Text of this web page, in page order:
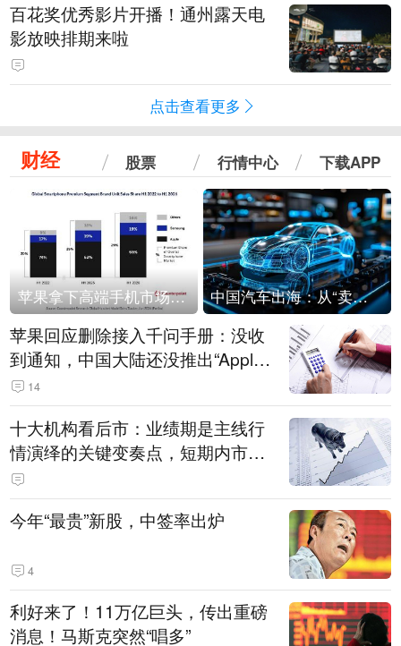
百花奖优秀影片开播！通州露天电
影放映排期来啦
点击查看更多
财经 股票 行情中心 下载APP
苹果拿下高端手机市场65%的份额：iPhone 17系列功不可没 中国汽车出海：从“卖出去”到“走进去”
苹果回应删除接入千问手册：没收
到通知，中国大陆还没推出“Apple
智能使用千问”功能
14
十大机构看后市：业绩期是主线行
情演绎的关键变奏点，短期内市场
或继续反弹，关注三条业绩主线
今年“最贵”新股，中签率出炉
4
利好来了！11万亿巨头，传出重磅
消息！马斯克突然“唱多”